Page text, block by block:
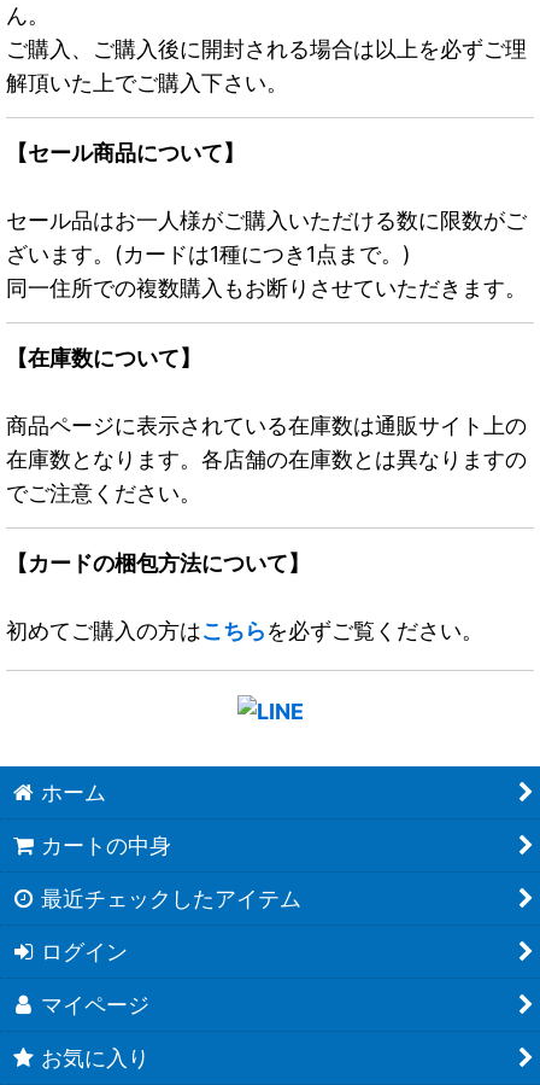
ん。
ご購入、ご購入後に開封される場合は以上を必ずご理
解頂いた上でご購入下さい。
【セール商品について】
セール品はお一人様がご購入いただける数に限数がご
ざいます。(カードは1種につき1点まで。)
同一住所での複数購入もお断りさせていただきます。
【在庫数について】
商品ページに表示されている在庫数は通販サイト上の
在庫数となります。各店舗の在庫数とは異なりますの
でご注意ください。
【カードの梱包方法について】
初めてご購入の方はこちらを必ずご覧ください。
ホーム
カートの中身
最近チェックしたアイテム
ログイン
マイページ
お気に入り